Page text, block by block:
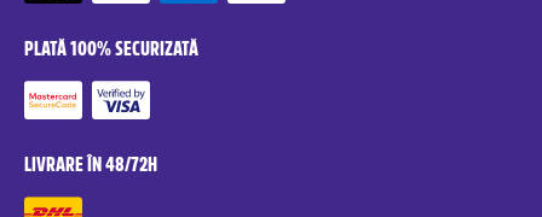
PLATĂ 100% SECURIZATĂ
LIVRARE ÎN 48/72H